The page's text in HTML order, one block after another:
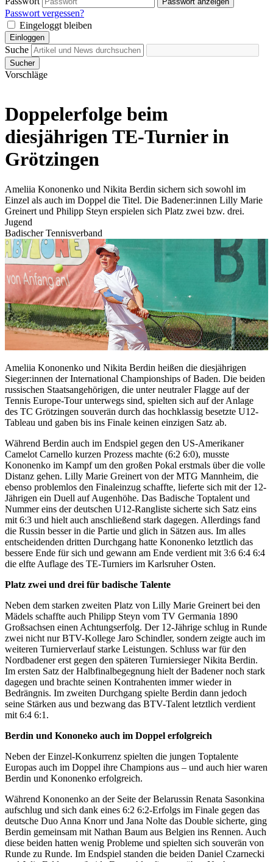
Passwort vergessen?
Eingeloggt bleiben
Einloggen
Suche
Sucher
Vorschläge
Doppelerfolge beim
diesjährigen TE-Turnier in
Grötzingen
Ameliia Kononenko und Nikita Berdin sichern sich sowohl im
Einzel als auch im Doppel die Titel. Die Badener:innen Lilly Marie
Greinert und Philipp Steyn erspielen sich Platz zwei bzw. drei.
Jugend
Badischer Tennisverband
Ameliia Kononenko und Nikita Berdin heißen die diesjährigen
Sieger:innen der International Championships of Baden. Die beiden
russischen Staatsangehörigen, die unter neutraler Flagge auf der
Tennis Europe-Tour unterwegs sind, spielten sich auf der Anlage
des TC Grötzingen souverän durch das hochklassig besetzte U12-
Tableau und gaben bis ins Finale keinen einzigen Satz ab.
Während Berdin auch im Endspiel gegen den US-Amerikaner
Camelot Carnello kurzen Prozess machte (6:2 6:0), musste
Kononenko im Kampf um den großen Pokal erstmals über die volle
Distanz gehen. Lilly Marie Greinert von der MTG Mannheim, die
ebenso problemlos den Finaleinzug schaffte, lieferte sich mit der 12-
Jährigen ein Duell auf Augenhöhe. Das Badische Toptalent und
Nummer eins der deutschen U12-Rangliste sicherte sich Satz eins
mit 6:3 und hielt auch anschließend stark dagegen. Allerdings fand
die Russin besser in die Partie und glich in Sätzen aus. Im alles
entscheidenden dritten Durchgang hatte Kononenko letztlich das
bessere Ende für sich und gewann am Ende verdient mit 3:6 6:4 6:4
die elfte Auflage des TE-Turniers im Karlsruher Osten.
Platz zwei und drei für badische Talente
Neben dem starken zweiten Platz von Lilly Marie Greinert bei den
Mädels schaffte auch Philipp Steyn vom TV Germania 1890
Großsachsen einen Achtungserfolg. Der 12-Jährige schlug in Runde
zwei nicht nur BTV-Kollege Jaro Schindler, sondern zeigte auch im
weiteren Turnierverlauf starke Leistungen. Schluss war für den
Nordbadener erst gegen den späteren Turniersieger Nikita Berdin.
Im ersten Satz der Halbfinalbegegnung hielt der Badener noch stark
dagegen und brachte seinen Kontrahenten immer wieder in
Bedrängnis. Im zweiten Durchgang spielte Berdin dann jedoch
seine Stärken aus und bezwang das BTV-Talent letztlich verdient
mit 6:4 6:1.
Berdin und Kononeko auch im Doppel erfolgreich
Neben der Einzel-Konkurrenz spielten die jungen Toptalente
Europas auch im Doppel ihre Champions aus – und auch hier waren
Berdin und Kononenko erfolgreich.
Während Kononenko an der Seite der Belarussin Renata Sasonkina
aufschlug und sich dank eines 6:2 6:2-Erfolgs im Finale gegen das
deutsche Duo Anna Knorr und Jana Nolte das Double sicherte, ging
Berdin gemeinsam mit Nathan Baum aus Belgien ins Rennen. Auch
diese beiden hatten wenig Probleme und spielten sich souverän von
Runde zu Runde. Im Endspiel standen die beiden Daniel Czarnecki